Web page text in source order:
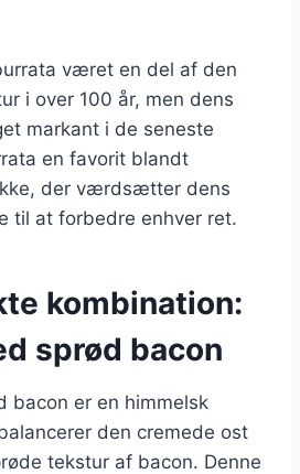
været en del af den
i over 100 år, men dens
markant i de seneste
en favorit blandt
der værdsætter dens
til at forbedre enhver ret.
kombination:
sprød bacon
bacon er en himmelsk
den cremede ost
tekstur af bacon. Denne